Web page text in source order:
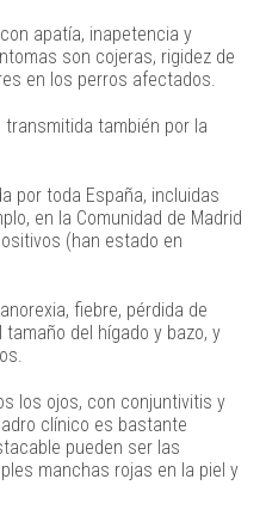
apatía, inapetencia y
son cojeras, rigidez de
en los perros afectados.
transmitida también por la
por toda España, incluidas
en la Comunidad de Madrid
(han estado en
fiebre, pérdida de
del hígado y bazo, y
los ojos, con conjuntivitis y
clínico es bastante
pueden ser las
manchas rojas en la piel y